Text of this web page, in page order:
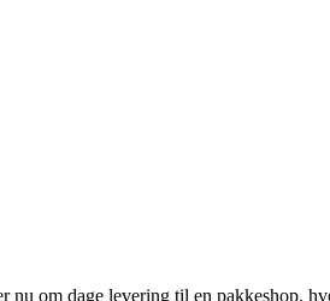
om dage levering til en pakkeshop,